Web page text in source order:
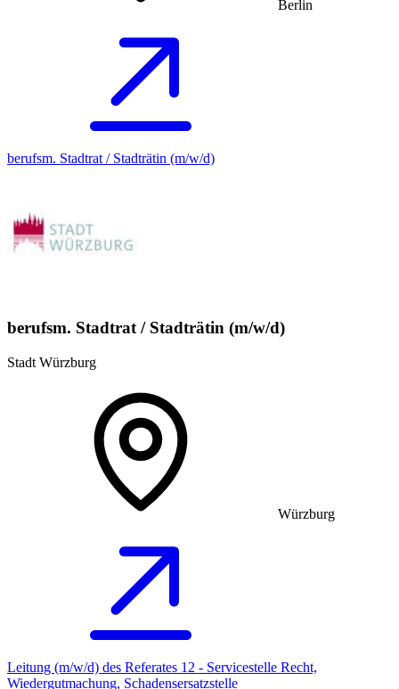
Berlin
berufsm. Stadtrat / Stadträtin (m/w/d)
berufsm. Stadtrat / Stadträtin (m/w/d)
Stadt Würzburg
Würzburg
Leitung (m/w/d) des Referates 12 - Servicestelle Recht,
Wiedergutmachung, Schadensersatzstelle